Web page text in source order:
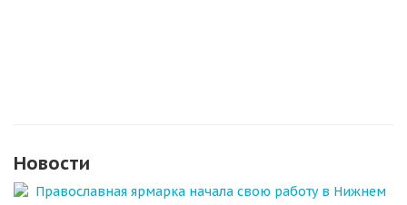
Новости